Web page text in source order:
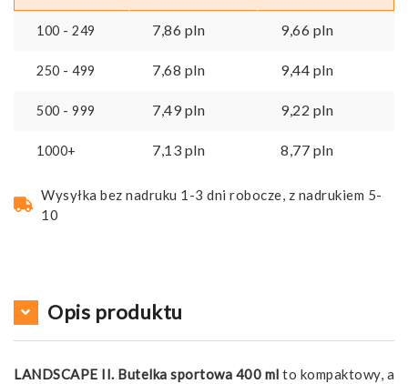
100 - 249 7,86 pln 9,66 pln
250 - 499 7,68 pln 9,44 pln
500 - 999 7,49pln 9,22 pln
1000+ 7,13 pln 8,77 pln
Wysyłka bez nadruku 1-3 dni robocze, z nadrukiem 5-
10
Opis produktu
LANDSCAPE II. Butelka sportowa 400 ml to kompaktowy, a